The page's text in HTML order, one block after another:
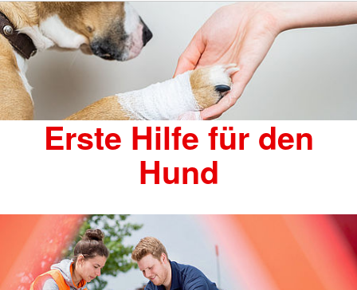
Erste Hilfe für den
Hund